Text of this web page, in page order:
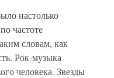
настолько
частоте
словам, как
Рок-музыка
человека. Звезды